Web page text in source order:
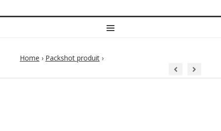
MENU
Home › Packshot produit ›